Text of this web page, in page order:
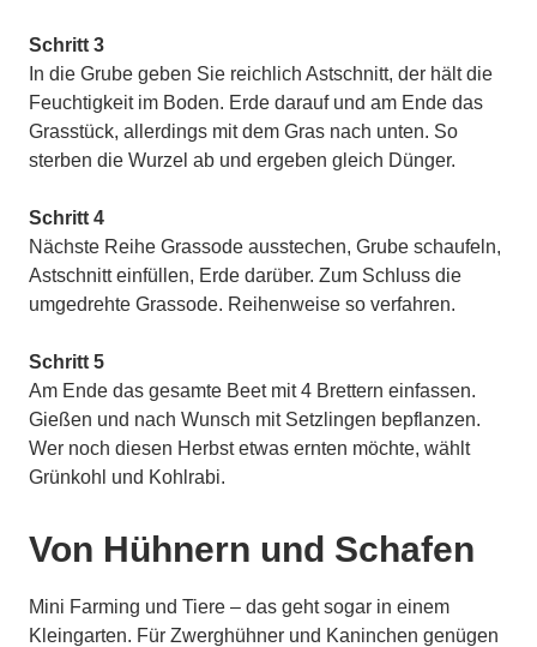
Schritt 3
In die Grube geben Sie reichlich Astschnitt, der hält die
Feuchtigkeit im Boden. Erde darauf und am Ende das
Grasstück, allerdings mit dem Gras nach unten. So
sterben die Wurzel ab und ergeben gleich Dünger.
Schritt 4
Nächste Reihe Grassode ausstechen, Grube schaufeln,
Astschnitt einfüllen, Erde darüber. Zum Schluss die
umgedrehte Grassode. Reihenweise so verfahren.
Schritt 5
Am Ende das gesamte Beet mit 4 Brettern einfassen.
Gießen und nach Wunsch mit Setzlingen bepflanzen.
Wer noch diesen Herbst etwas ernten möchte, wählt
Grünkohl und Kohlrabi.
Von Hühnern und Schafen
Mini Farming und Tiere – das geht sogar in einem
Kleingarten. Für Zwerghühner und Kaninchen genügen